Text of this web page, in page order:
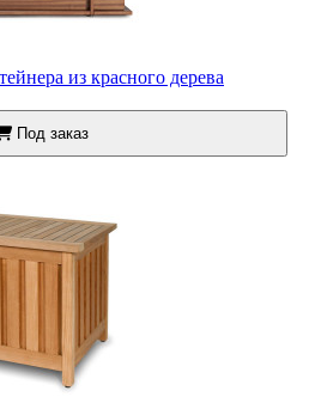
из красного дерева
Под заказ